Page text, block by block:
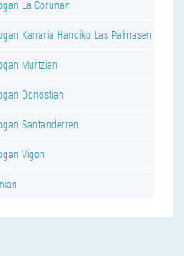
La Corunan
Kanaria Handiko Las Palmasen
Murtzian
Donostian
Santanderren
Vigon